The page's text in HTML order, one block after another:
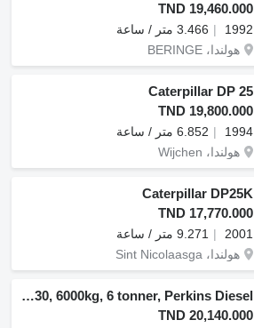
TND 19,460.000
1992
3.466 متر / ساعة
هولندا، BERINGE
Caterpillar DP 25
TND 19,800.000
1994
6.852 متر / ساعة
هولندا، Wijchen
Caterpillar DP25K
TND 17,770.000
2001
9.271 متر / ساعة
هولندا، Sint Nicolaasga
Caterpillar V130, 6000kg, 6 tonner, Perkins Diesel
TND 20,140.000